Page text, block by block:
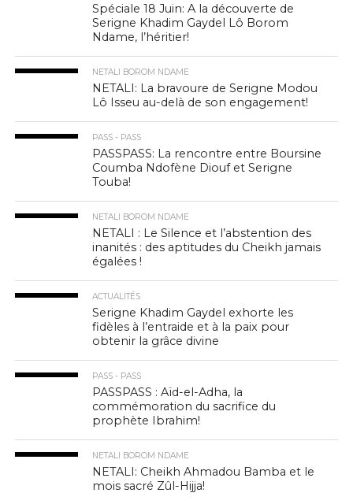
Spéciale 18 Juin: A la découverte de
Serigne Khadim Gaydel Lô Borom
Ndame, l’héritier!
NETALI BOROM NDAME
NETALI: La bravoure de Serigne Modou
Lô Isseu au-delà de son engagement!
PASS - PASS
PASSPASS: La rencontre entre Boursine
Coumba Ndofène Diouf et Serigne
Touba!
NETALI BOROM NDAME
NETALI : Le Silence et l’abstention des
inanités : des aptitudes du Cheikh jamais
égalées !
ACTUALITÉS
Serigne Khadim Gaydel exhorte les
fidèles à l’entraide et à la paix pour
obtenir la grâce divine
PASS - PASS
PASSPASS : Aïd-el-Adha, la
commémoration du sacrifice du
prophète Ibrahim!
NETALI BOROM NDAME
NETALI: Cheikh Ahmadou Bamba et le
mois sacré Zûl-Hijja!